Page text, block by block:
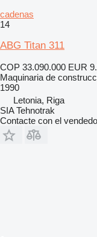
cadenas
14
ABG Titan 311
COP 33.090.000 EUR
Maquinaria de
1990
Letonia, Riga
SIA Tehnotrak
Contacte con el